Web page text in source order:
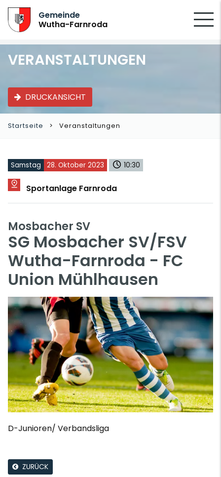
Gemeinde
Wutha-Farnroda
VERANSTALTUNGEN
DRUCKANSICHT
Startseite Veranstaltungen
Samstag 28. Oktober 2023 10:30
Sportanlage Farnroda
Mosbacher SV
SG Mosbacher SV/FSV
Wutha-Farnroda - FC
Union Mühlhausen
D-Junioren/ Verbandsliga
ZURÜCK